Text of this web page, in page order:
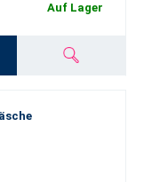
Auf Lager